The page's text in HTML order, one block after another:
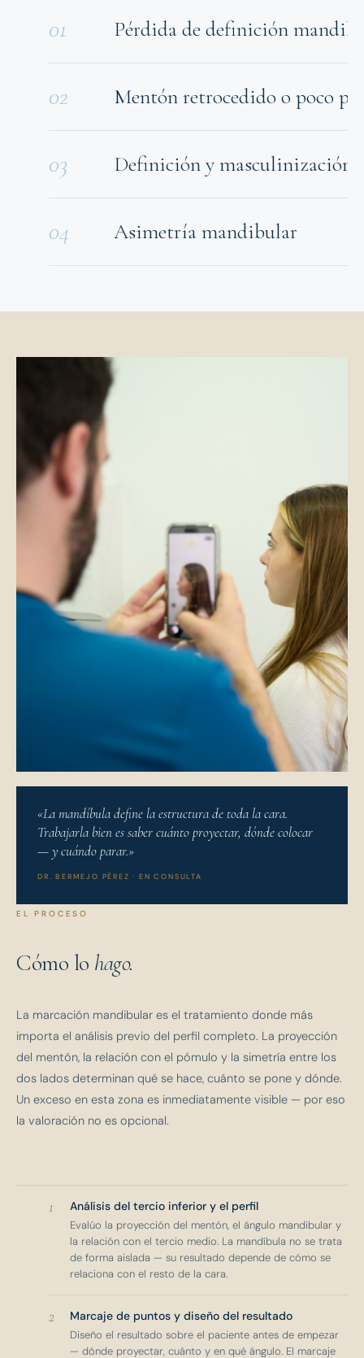
01 Pérdida de definición
02 Mentón retrocedido o poco
03 Definición y masculinización
04 Asimetría mandibular
«La mandíbula define la estructura de toda la cara.
Trabajarla bien es saber cuánto proyectar, dónde colocar
— y cuándo parar.»
DR. BERMEJO PÉREZ · EN CONSULTA
EL PROCESO
Cómo lo hago.
La marcación mandibular es el tratamiento donde más
importa el análisis previo del perfil completo. La proyección
del mentón, la relación con el pómulo y la simetría entre los
dos lados determinan qué se hace, cuánto se pone y dónde.
Un exceso en esta zona es inmediatamente visible — por eso
la valoración no es opcional.
1 Análisis del tercio inferior y el perfil
Evalúo la proyección del mentón, el ángulo mandibular y
la relación con el tercio medio. La mandíbula no se trata
de forma aislada — su resultado depende de cómo se
relaciona con el resto de la cara.
2 Marcaje de puntos y diseño del resultado
Diseño el resultado sobre el paciente antes de empezar
— dónde proyectar, cuánto y en qué ángulo. El marcaje